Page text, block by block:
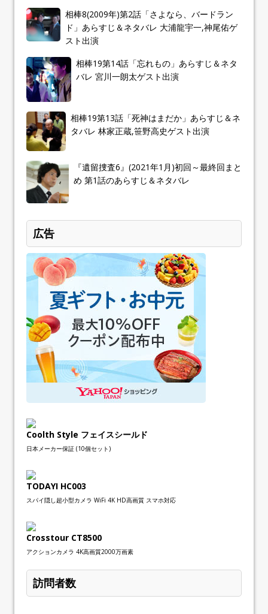
相棒8(2009年)第2話「さよなら、バードラン
ド」あらすじ＆ネタバレ 大浦龍宇一,神尾佑ゲ
スト出演
相棒19第14話「忘れもの」あらすじ＆ネタ
バレ 宮川一朗太ゲスト出演
相棒19第13話「死神はまだか」あらすじ＆ネ
タバレ 林家正蔵,笹野高史ゲスト出演
『遺留捜査6』(2021年1月)初回～最終回まと
め 第1話のあらすじ＆ネタバレ
広告
Coolth Style フェイスシールド
日本メーカー保証 (10個セット)
TODAYI HC003
スパイ隠し超小型カメラ WiFi 4K HD高画質 スマホ対応
Crosstour CT8500
アクションカメラ 4K高画質2000万画素
訪問者数